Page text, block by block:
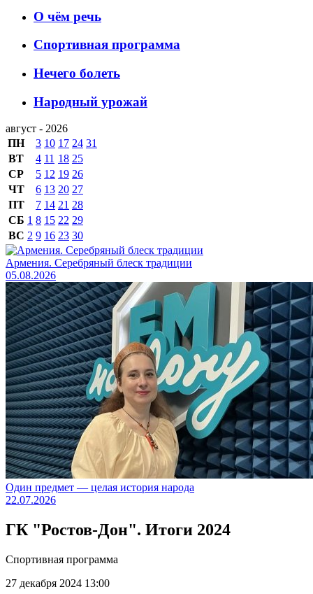
О чём речь
Спортивная программа
Нечего болеть
Народный урожай
август - 2026
ПН
3 10 17 24 31
ВТ
4 11 18 25
СР
5 12 19 26
ЧТ
6 13 20 27
ПТ
7 14 21 28
СБ 1 8 15 22 29
ВС 2 9 16 23 30
Армения. Серебряный блеск традиции
05.08.2026
Один предмет — целая история народа
22.07.2026
ГК "Ростов-Дон". Итоги 2024
Спортивная программа
27 декабря 2024 13:00